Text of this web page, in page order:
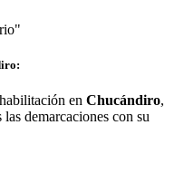
en Chucándiro,
demarcaciones con su